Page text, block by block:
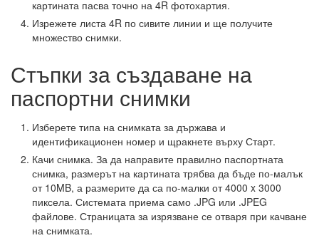
картината пасва точно на 4R фотохартия.
Изрежете листа 4R по сивите линии и ще получите
множество снимки.
Стъпки за създаване на
паспортни снимки
Изберете типа на снимката за държава и
идентификационен номер и щракнете върху Старт.
Качи снимка. За да направите правилно паспортната
снимка, размерът на картината трябва да бъде по-малък
от 10MB, а размерите да са по-малки от 4000 x 3000
пиксела. Системата приема само .JPG или .JPEG
файлове. Страницата за изрязване се отваря при качване
на снимката.